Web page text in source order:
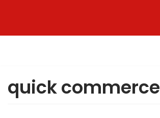
quick commerce